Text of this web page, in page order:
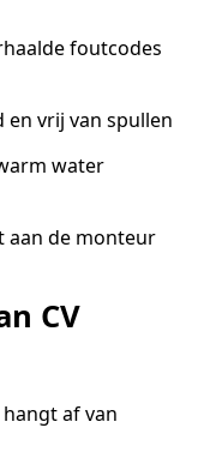
foutcodes
en vrij van spullen
water
aan de monteur
CV
af van